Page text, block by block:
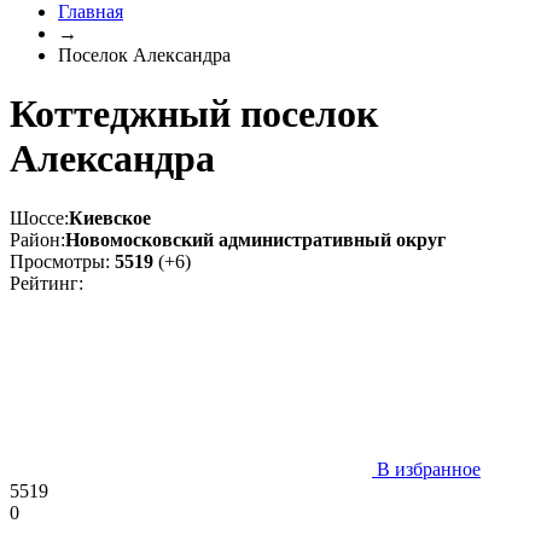
Главная
→
Поселок Александра
Коттеджный поселок
Александра
Шоссе:Киевское
Район:Новомосковский административный округ
Просмотры: 5519 (+6)
Рейтинг:
В избранное
5519
0